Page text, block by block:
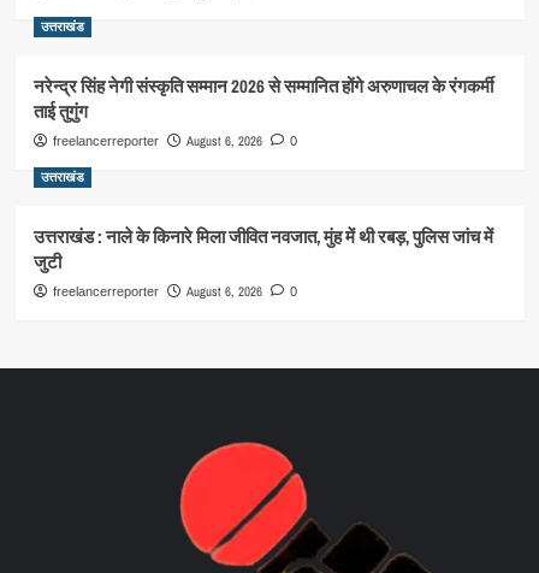
उत्तराखंड
नरेन्द्र सिंह नेगी संस्कृति सम्मान 2026 से सम्मानित होंगे अरुणाचल के रंगकर्मी
ताई तुगुंग
freelancerreporter August 6, 2026 0
उत्तराखंड
उत्तराखंड : नाले के किनारे मिला जीवित नवजात, मुंह में थी रबड़, पुलिस जांच में
जुटी
freelancerreporter August 6, 2026 0